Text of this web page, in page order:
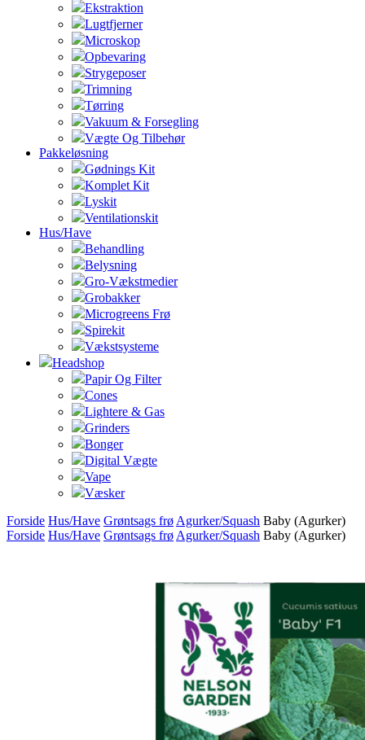
Ekstraktion
Lugtfjerner
Microskop
Opbevaring
Strygeposer
Trimning
Tørring
Vakuum & Forsegling
Vægte Og Tilbehør
Pakkeløsning
Gødnings Kit
Komplet Kit
Lyskit
Ventilationskit
Hus/Have
Behandling
Belysning
Gro-Vækstmedier
Grobakker
Microgreens Frø
Spirekit
Vækstsysteme
Headshop
Papir Og Filter
Cones
Lightere & Gas
Grinders
Bonger
Digital Vægte
Vape
Væsker
Forside Hus/Have Grøntsags frø Agurker/Squash Baby (Agurker)
Forside Hus/Have Grøntsags frø Agurker/Squash Baby (Agurker)